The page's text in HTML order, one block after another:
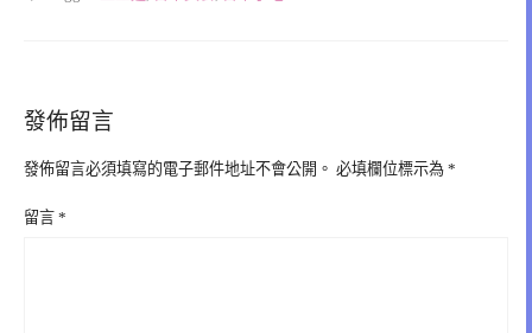
發佈留言
發佈留言必須填寫的電子郵件地址不會公開。 必填欄位標示為 *
留言 *